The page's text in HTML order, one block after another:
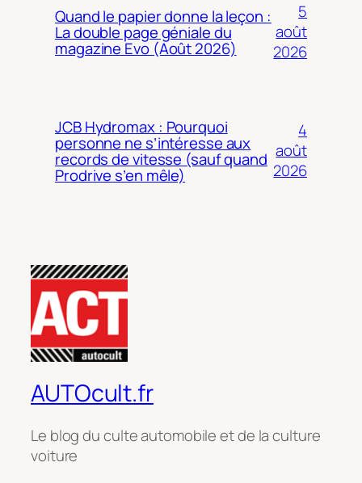
Quand le papier donne la leçon :
La double page géniale du
magazine Evo (Août 2026)
5
août
2026
JCB Hydromax : Pourquoi
personne ne s’intéresse aux
records de vitesse (sauf quand
Prodrive s’en mêle)
4
août
2026
AUTOcult.fr
Le blog du culte automobile et de la culture
voiture